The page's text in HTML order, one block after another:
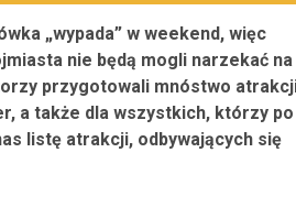
„wypada” w weekend, więc
nie będą mogli narzekać na
przygotowali mnóstwo
a także dla wszystkich, którzy po
listę atrakcji, odbywających się